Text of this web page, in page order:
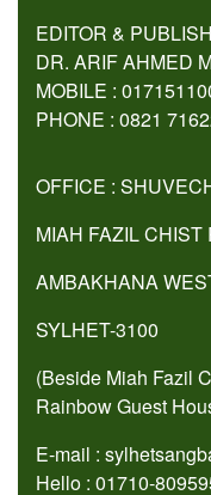
EDITOR &
DR. ARIF AHMED
MOBILE :
PHONE : 0821
OFFICE :
MIAH FAZIL CHIST
AMBAKHANA
SYLHET-3100
(Beside Miah Fazil
Rainbow Guest
E-mail :
Hello : 01710-